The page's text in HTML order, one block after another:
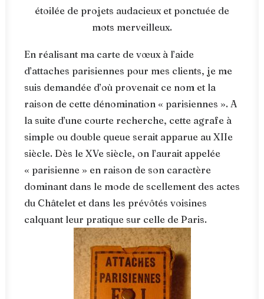
étoilée de projets audacieux et ponctuée de
mots merveilleux.
En réalisant ma carte de vœux à l’aide
d’attaches parisiennes pour mes clients, je me
suis demandée d’où provenait ce nom et la
raison de cette dénomination « parisiennes ». A
la suite d’une courte recherche, cette agrafe à
simple ou double queue serait apparue au XIIe
siècle. Dès le XVe siècle, on l’aurait appelée
« parisienne » en raison de son caractère
dominant dans le mode de scellement des actes
du Châtelet et dans les prévôtés voisines
calquant leur pratique sur celle de Paris.